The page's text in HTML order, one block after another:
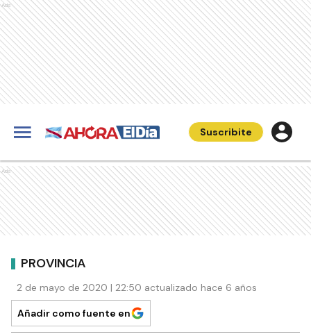
Ads
Suscribite
Ads
PROVINCIA
2 de mayo de 2020 | 22:50 actualizado hace 6 años
Añadir como fuente en